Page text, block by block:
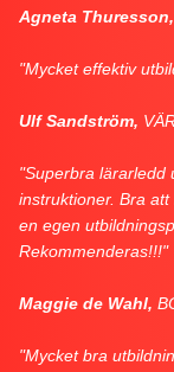
Agneta Thuresson,
"Mycket effektiv
Ulf Sandström,
"Superbra lärarledd
instruktioner. Bra
en egen
Rekommenderas!!!"
Maggie de Wahl,
"Mycket bra